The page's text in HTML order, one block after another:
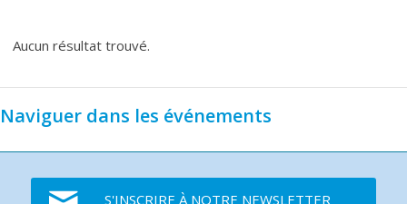
Aucun résultat trouvé.
Naviguer dans les événements
S'INSCRIRE À NOTRE NEWSLETTER